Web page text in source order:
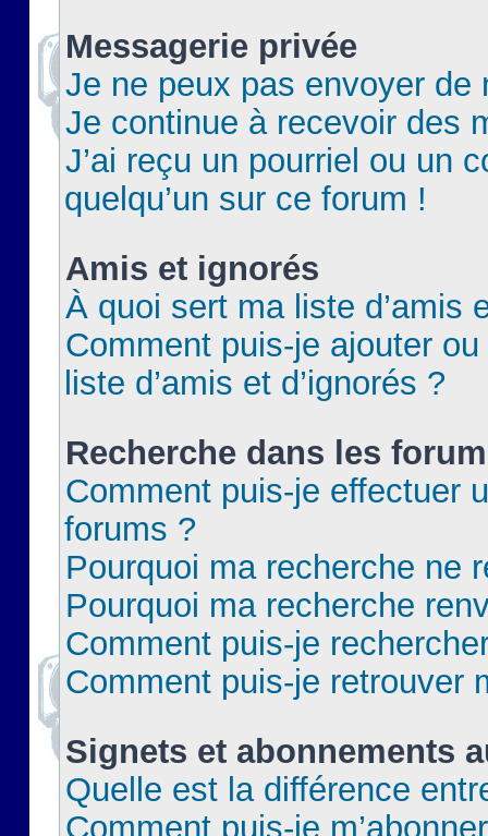
Messagerie privée
Je ne peux pas envoyer de
Je continue à recevoir des
J’ai reçu un pourriel ou un
quelqu’un sur ce forum !
Amis et ignorés
À quoi sert ma liste d’amis
Comment puis-je ajouter
liste d’amis et d’ignorés ?
Recherche dans les
Comment puis-je effectuer
forums ?
Pourquoi ma recherche ne
Pourquoi ma recherche
Comment puis-je
Comment puis-je retrouver
Signets et abonnements
Quelle est la différence
Comment puis-je